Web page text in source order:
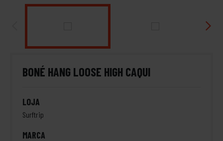
BONÉ HANG LOOSE HIGH CAQUI
LOJA
Surftrip
MARCA